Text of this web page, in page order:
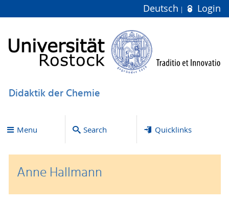
Deutsch Login
Didaktik der Chemie
Menu Search Quicklinks
Anne Hallmann